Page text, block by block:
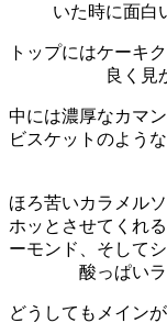
いた時に面白
トップにはケーキ
良く見
中には濃厚なカマ
ビスケットのよう
ほろ苦いカラメル
ホッとさせてくれる
ーモンド、そして
酸っぱい
どうしてもメイン